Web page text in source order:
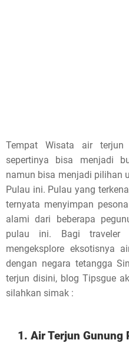
p
s
t
,
p
Tempat Wisata air
sepertinya bisa menjadi
namun bisa menjadi pilihan
Pulau ini. Pulau yang
ternyata menyimpan
alami dari beberapa
pulau ini. Bagi traveler
mengeksplore eksotisnya
dengan negara tetangga
terjun disini, blog Tipsgue
silahkan simak :
1. Air Terjun Gunung